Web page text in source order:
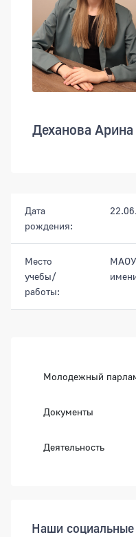
Деханова
Дата
рождения:
Место
учебы/
работы:
МАОУ
Молодежный
Документы
Деятельность
Наши социальные